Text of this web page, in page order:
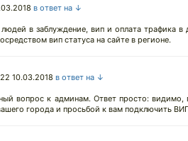
в ответ на ↓
в заблуждение, вип и оплата трафика
вип статуса на сайте в регионе.
10.03.2018 в ответ на ↓
вопрос к админам. Ответ просто:
города и просьбой к вам подключить